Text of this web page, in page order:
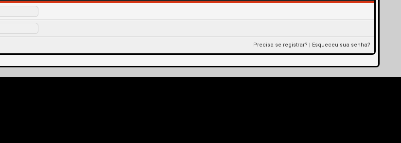
Precisa se registrar? | Esqueceu sua senha?